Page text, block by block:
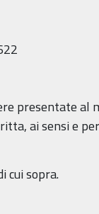
presentate al
ai sensi e
cui sopra.